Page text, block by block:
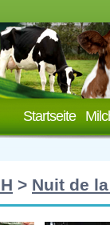
Startseite
> Nuit de